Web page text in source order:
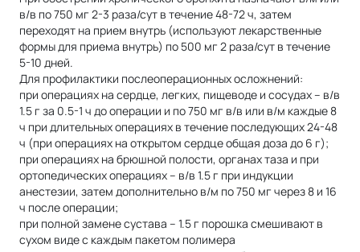
в/в по 750 мг 2-3 раза/сут в течение 48-72 ч, затем
переходят на прием внутрь (используют лекарственные
формы для приема внутрь) по 500 мг 2 раза/сут в течение
5-10 дней.
Для профилактики послеоперационных осложнений:
при операциях на сердце, легких, пищеводе и сосудах – в/в
1.5 г за 0.5-1 ч до операции и по 750 мг в/в или в/м каждые 8
ч при длительных операциях в течение последующих 24-48
ч (при операциях на открытом сердце общая доза до 6 г);
при операциях на брюшной полости, органах таза и при
ортопедических операциях – в/в 1.5 г при индукции
анестезии, затем дополнительно в/м по 750 мг через 8 и 16
ч после операции;
при полной замене сустава – 1.5 г порошка смешивают в
сухом виде с каждым пакетом полимера